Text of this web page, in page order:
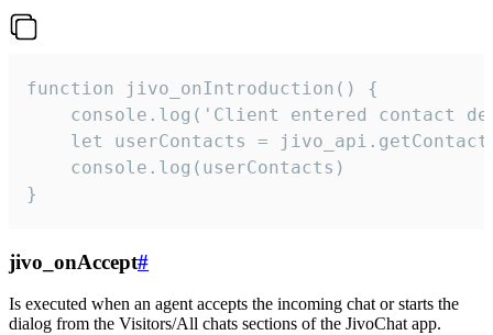
function jivo_onIntroduction() {
console.log('Client entered contact
let userContacts =
    console.log(userContacts)
}
jivo_onAccept#
Is executed when an agent accepts the incoming chat or starts the
dialog from the Visitors/All chats sections of the JivoChat app.